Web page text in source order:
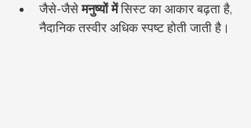
जैसे-जैसे मनुष्यों में सिस्ट का आकार बढ़ता है,
नैदानिक तस्वीर अधिक स्पष्ट होती जाती है।